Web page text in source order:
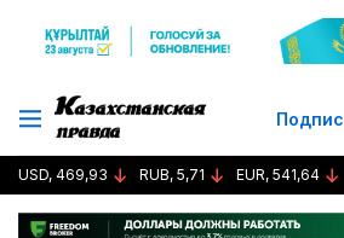
USD, 469,93 RUB, 5,71 EUR, 541,64